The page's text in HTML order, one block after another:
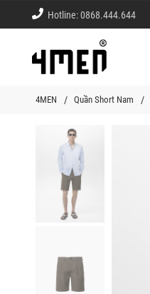
Hotline:0868.444.644
4MEN Quần Short Nam